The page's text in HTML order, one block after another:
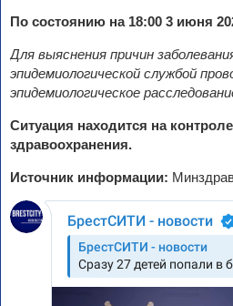
По состоянию на 18:00 3 июня
Для выяснения причин
эпидемиологической службой
эпидемиологическое
Ситуация находится на
здравоохранения.
Источник информации: